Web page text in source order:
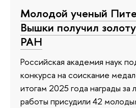
Молодой ученый
Вышки получил
РАН
Российская академия наук
конкурса на соискание
итогам 2025 года награды за
работы присудили 42